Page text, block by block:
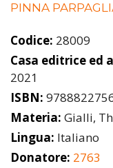
PINNA
Codice: 28009
Casa editrice ed
2021
ISBN:
Materia: Gialli,
Lingua: Italiano
Donatore: 2763